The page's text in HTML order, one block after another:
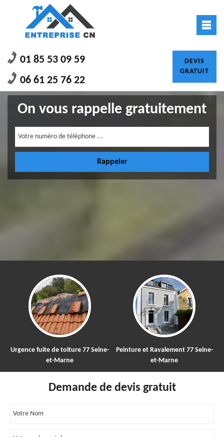
01 85 53 09 59
06 61 25 76 22
DEVIS
GRATUIT
On vous rappelle gratuitement
de toiture 77 Seine-
Peinture et Ravalement 77 Seine-
Nettoyage
Demande de devis gratuit